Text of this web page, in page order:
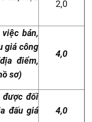
2,0
bán,
giá công
điểm,
sơ)
4,0
được đối
đấu giá
4,0